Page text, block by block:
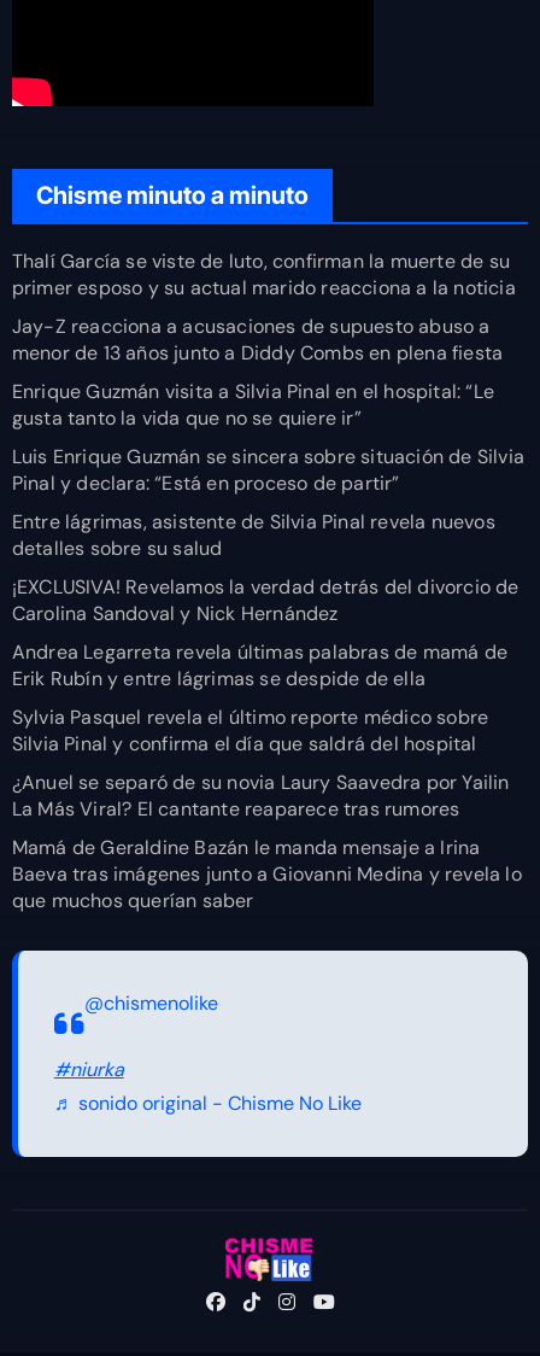
Chisme minuto a minuto
Thalí García se viste de luto, confirman la muerte de su
primer esposo y su actual marido reacciona a la noticia
Jay-Z reacciona a acusaciones de supuesto abuso a
menor de 13 años junto a Diddy Combs en plena fiesta
Enrique Guzmán visita a Silvia Pinal en el hospital: “Le
gusta tanto la vida que no se quiere ir”
Luis Enrique Guzmán se sincera sobre situación de Silvia
Pinal y declara: “Está en proceso de partir”
Entre lágrimas, asistente de Silvia Pinal revela nuevos
detalles sobre su salud
¡EXCLUSIVA! Revelamos la verdad detrás del divorcio de
Carolina Sandoval y Nick Hernández
Andrea Legarreta revela últimas palabras de mamá de
Erik Rubín y entre lágrimas se despide de ella
Sylvia Pasquel revela el último reporte médico sobre
Silvia Pinal y confirma el día que saldrá del hospital
¿Anuel se separó de su novia Laury Saavedra por Yailin
La Más Viral? El cantante reaparece tras rumores
Mamá de Geraldine Bazán le manda mensaje a Irina
Baeva tras imágenes junto a Giovanni Medina y revela lo
que muchos querían saber
@chismenolike
#niurka
♬ sonido original - Chisme No Like